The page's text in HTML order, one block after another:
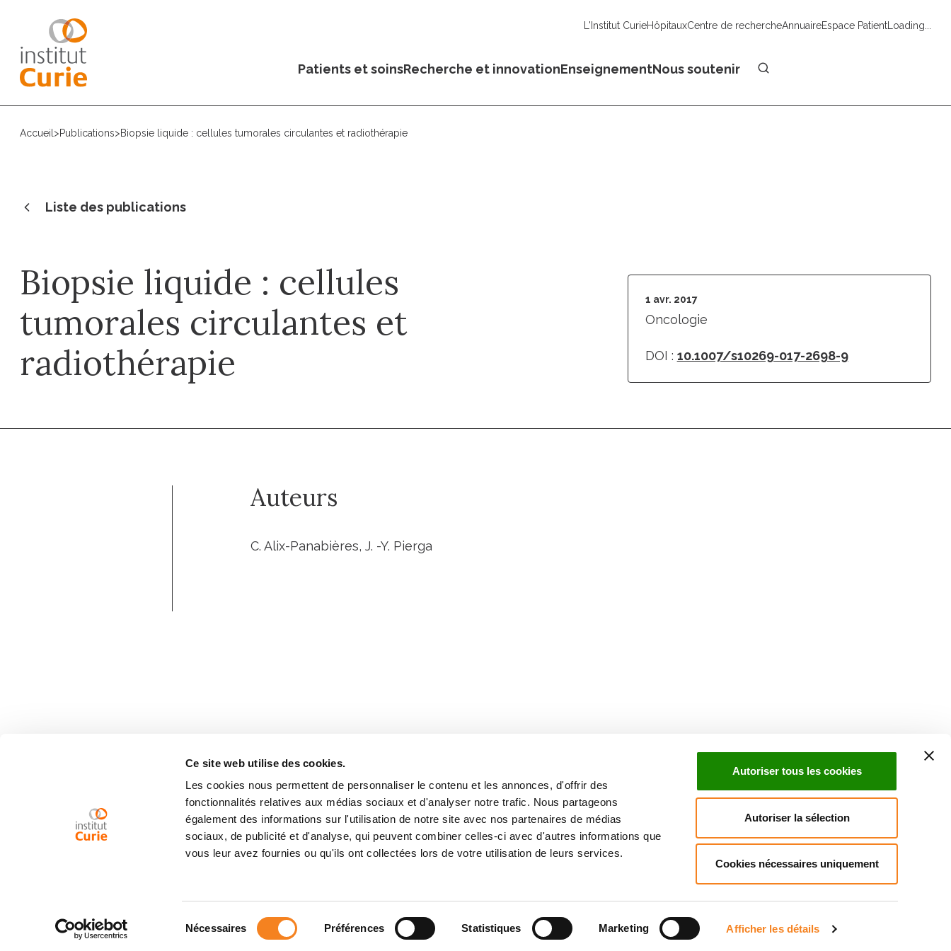
Ce site web utilise des cookies.
Les cookies nous permettent de personnaliser le contenu et les annonces, d'offrir des
fonctionnalités relatives aux médias sociaux et d'analyser notre trafic. Nous partageons
également des informations sur l'utilisation de notre site avec nos partenaires de médias
sociaux, de publicité et d'analyse, qui peuvent combiner celles-ci avec d'autres informations que
vous leur avez fournies ou qu'ils ont collectées lors de votre utilisation de leurs services.
Nécessaires Préférences Statistiques Marketing Afficher les détails
Autoriser tous les cookies
Autoriser la sélection
Cookies nécessaires uniquement
L'Institut CurieHôpitauxCentre de rechercheAnnuaireEspace PatientLoading...
Patients et soinsRecherche et innovationEnseignementNous soutenir
Accueil >Publications>Biopsie liquide : cellules tumorales circulantes et radiothérapie
Liste des publications
Biopsie liquide : cellules
tumorales circulantes et
radiothérapie
1 avr. 2017
Oncologie
DOI : 10.1007/s10269-017-2698-9
Auteurs
C. Alix-Panabières, J. -Y. Pierga
Inscrivez-vous à la newsletter
ActualitésDroits du patient
Mentions légalesPolitique des données personnellesGestion des cookiesSignalement